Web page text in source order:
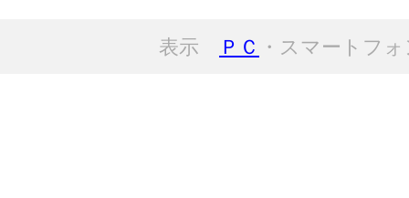
表示 ＰＣ ・スマートフ